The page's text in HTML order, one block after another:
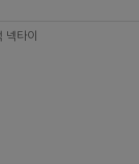
넥타이